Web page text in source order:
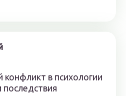
конфликт в психологии